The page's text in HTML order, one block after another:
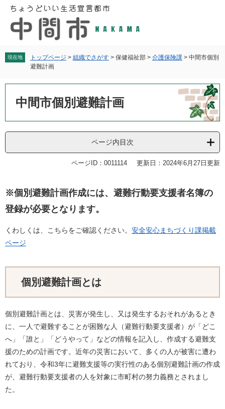
へ
現在地 トップページ > 組織でさがす > 保健福祉部 > 介護保険課 > 中間市個別
避難計画
中間市個別避難計画
ページ内目次
ページID：0011114 更新日：2024年6月27日更新
※個別避難計画作成には、避難行動要支援者名簿の
登録が必要となります。
くわしくは、こちらをご確認ください。 安全安心まちづくり課掲載
ページ
個別避難計画とは
個別避難計画とは、災害が発生し、又は発生するおそれがあるとき
に、一人で避難することが困難な人（避難行動要支援者）が「どこ
へ」「誰と」「どうやって」などの情報を記入し、作成する避難支
援のための計画です。近年の災害において、多くの人が被害に遭わ
れており、令和3年に避難支援等の実行性のある個別避難計画の作成
が、避難行動要支援者の人を対象に市町村の努力義務とされまし
た。